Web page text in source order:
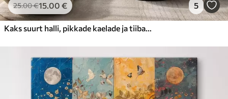
25.00€15.00 € 5
Kaks suurt halli, pikkade kaelade ja tiibadega kraanat, mis seisavad puudest ümbritsetud udujärves